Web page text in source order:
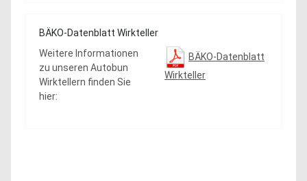
BÄKO-Datenblatt Wirkteller
Weitere Informationen
zu unseren Autobun
Wirktellern finden Sie
hier:
BÄKO-Datenblatt
Wirkteller